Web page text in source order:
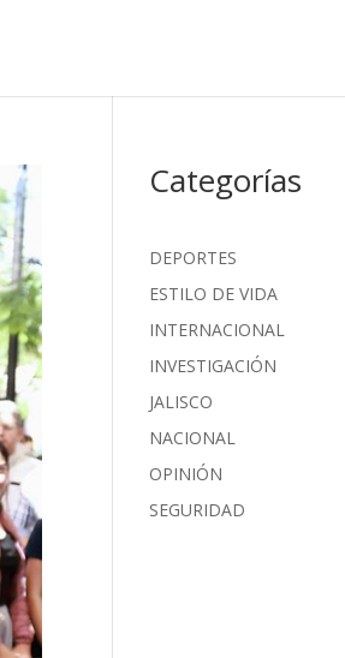
Categorías
DEPORTES
ESTILO DE VIDA
INTERNACIONAL
INVESTIGACIÓN
JALISCO
NACIONAL
OPINIÓN
SEGURIDAD